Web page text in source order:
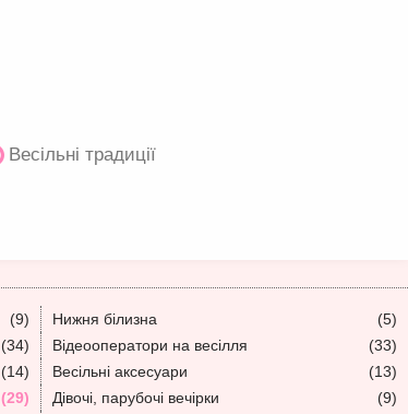
Весільні традиції
(9) Нижня білизна
(5)
(34) Відеооператори на весілля
(33)
(14) Весільні аксесуари
(13)
(29) Дівочі, парубочі вечірки
(9)